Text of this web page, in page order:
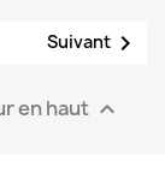
Suivant 
en haut 